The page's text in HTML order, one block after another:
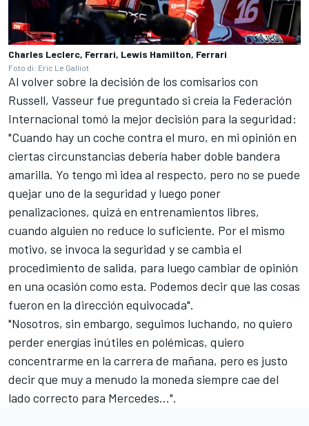
Charles Leclerc, Ferrari, Lewis Hamilton, Ferrari
Foto di: Eric Le Galliot
Al volver sobre la decisión de los comisarios con
Russell, Vasseur fue preguntado si creía la Federación
Internacional tomó la mejor decisión para la seguridad:
"Cuando hay un coche contra el muro, en mi opinión en
ciertas circunstancias debería haber doble bandera
amarilla. Yo tengo mi idea al respecto, pero no se puede
quejar uno de la seguridad y luego poner
penalizaciones, quizá en entrenamientos libres,
cuando alguien no reduce lo suficiente. Por el mismo
motivo, se invoca la seguridad y se cambia el
procedimiento de salida, para luego cambiar de opinión
en una ocasión como esta. Podemos decir que las cosas
fueron en la dirección equivocada".
"Nosotros, sin embargo, seguimos luchando, no quiero
perder energías inútiles en polémicas, quiero
concentrarme en la carrera de mañana, pero es justo
decir que muy a menudo la moneda siempre cae del
lado correcto para Mercedes...".